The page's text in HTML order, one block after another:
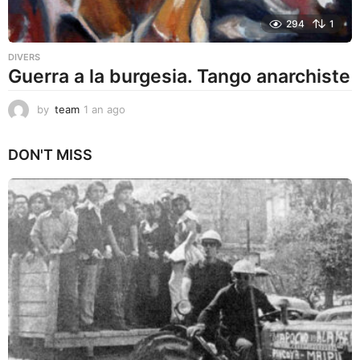
294 1
DIVERS
Guerra a la burgesia. Tango anarchiste
by team 1 an ago
o
DON'T MISS